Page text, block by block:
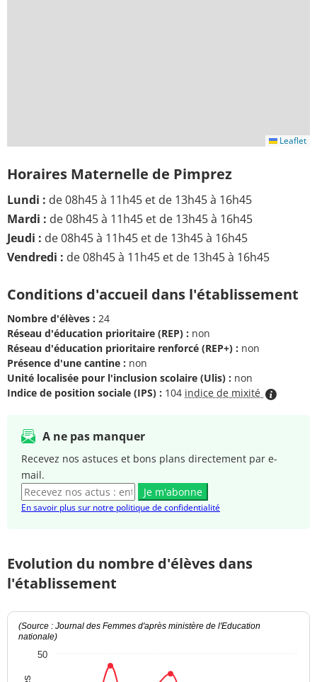
Leaflet
Horaires Maternelle de Pimprez
Lundi : de 08h45 à 11h45 et de 13h45 à 16h45
Mardi : de 08h45 à 11h45 et de 13h45 à 16h45
Jeudi : de 08h45 à 11h45 et de 13h45 à 16h45
Vendredi : de 08h45 à 11h45 et de 13h45 à 16h45
Conditions d'accueil dans l'établissement
Nombre d'élèves : 24
Réseau d'éducation prioritaire (REP) : non
Réseau d'éducation prioritaire renforcé (REP+) : non
Présence d'une cantine : non
Unité localisée pour l'inclusion scolaire (Ulis) : non
Indice de position sociale (IPS) : 104 indice de mixité
A ne pas manquer
Recevez nos astuces et bons plans directement par e-
mail.
Je m'abonne
En savoir plus sur notre politique de confidentialité
Evolution du nombre d'élèves dans
l'établissement
(Source : Journal des Femmes d'après ministère de l'Education
nationale)
50